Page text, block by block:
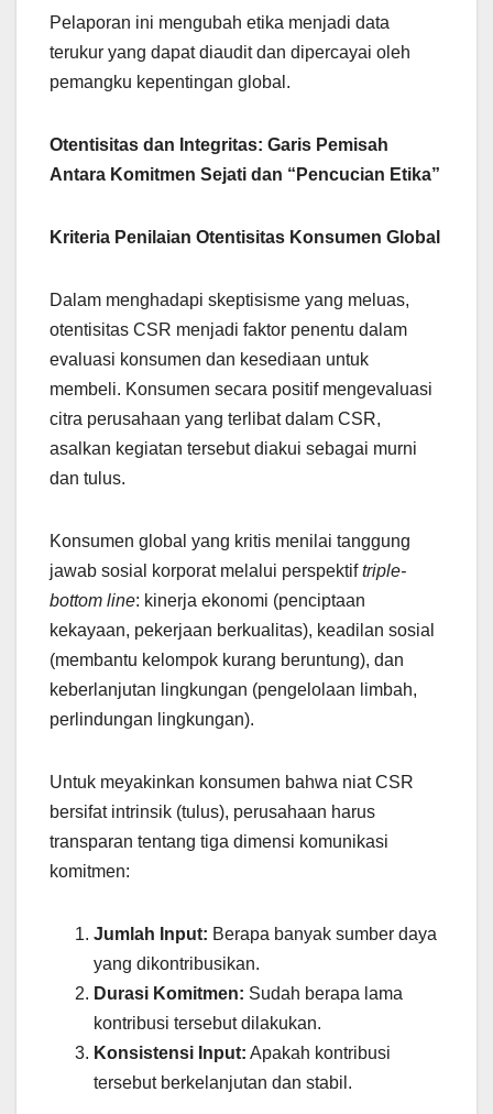
Pelaporan ini mengubah etika menjadi data
terukur yang dapat diaudit dan dipercayai oleh
pemangku kepentingan global.
Otentisitas dan Integritas: Garis Pemisah
Antara Komitmen Sejati dan “Pencucian Etika”
Kriteria Penilaian Otentisitas Konsumen Global
Dalam menghadapi skeptisisme yang meluas,
otentisitas CSR menjadi faktor penentu dalam
evaluasi konsumen dan kesediaan untuk
membeli. Konsumen secara positif mengevaluasi
citra perusahaan yang terlibat dalam CSR,
asalkan kegiatan tersebut diakui sebagai murni
dan tulus.
Konsumen global yang kritis menilai tanggung
jawab sosial korporat melalui perspektiftriple-
bottom line: kinerja ekonomi (penciptaan
kekayaan, pekerjaan berkualitas), keadilan sosial
(membantu kelompok kurang beruntung), dan
keberlanjutan lingkungan (pengelolaan limbah,
perlindungan lingkungan).
Untuk meyakinkan konsumen bahwa niat CSR
bersifat intrinsik (tulus), perusahaan harus
transparan tentang tiga dimensi komunikasi
komitmen:
Jumlah Input: Berapa banyak sumber daya
yang dikontribusikan.
Durasi Komitmen: Sudah berapa lama
kontribusi tersebut dilakukan.
Konsistensi Input: Apakah kontribusi
tersebut berkelanjutan dan stabil.